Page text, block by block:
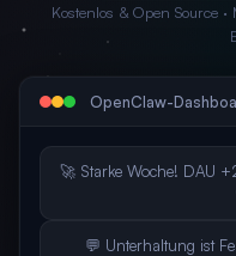
Kostenlos & Open Source
OpenClaw-
🚀 Starke Woche! DAU
💬 Unterhaltung ist